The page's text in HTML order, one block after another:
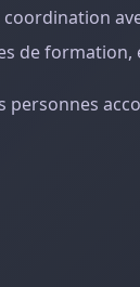
de formation,
personnes